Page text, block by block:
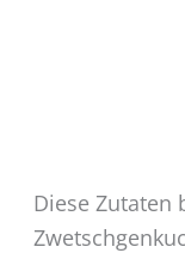
Diese Zutaten